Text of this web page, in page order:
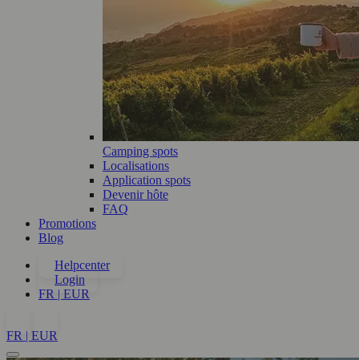
Camping spots
Localisations
Application spots
Devenir hôte
FAQ
Promotions
Blog
Helpcenter
Login
FR | EUR
FR | EUR